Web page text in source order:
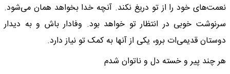
نعمت‌های خود را از تو دریغ نکند. آنچه خدا بخواهد همان می‌شود.
سرنوشت خوبی در انتظار تو خواهد بود. وفادار باش و به دیدار
دوستان قدیمی‌ات برو، یکی از آنها به کمک تو نیاز دارد.
هر چند پیر و خسته دل و ناتوان شدم